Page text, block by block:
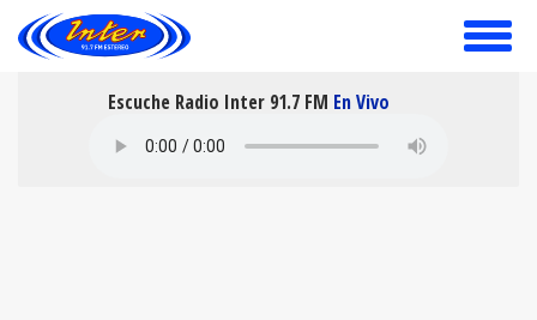
toggle
Escuche Radio Inter 91.7 FM En Vivo